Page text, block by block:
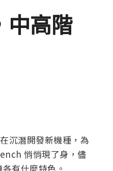
中高階
沉潛開發新機種，為
悄悄現了身，儘
有什麼特色。